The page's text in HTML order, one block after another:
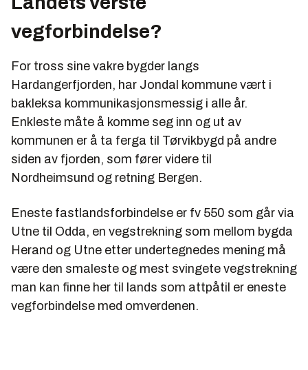
vegforbindelse?
For tross sine vakre bygder langs
Hardangerfjorden, har Jondal kommune vært i
bakleksa kommunikasjonsmessig i alle år.
Enkleste måte å komme seg inn og ut av
kommunen er å ta ferga til Tørvikbygd på andre
siden av fjorden, som fører videre til
Nordheimsund og retning Bergen.
Eneste fastlandsforbindelse er fv 550 som går via
Utne til Odda, en vegstrekning som mellom bygda
Herand og Utne etter undertegnedes mening må
være den smaleste og mest svingete vegstrekning
man kan finne her til lands som attpåtil er eneste
vegforbindelse med omverdenen.